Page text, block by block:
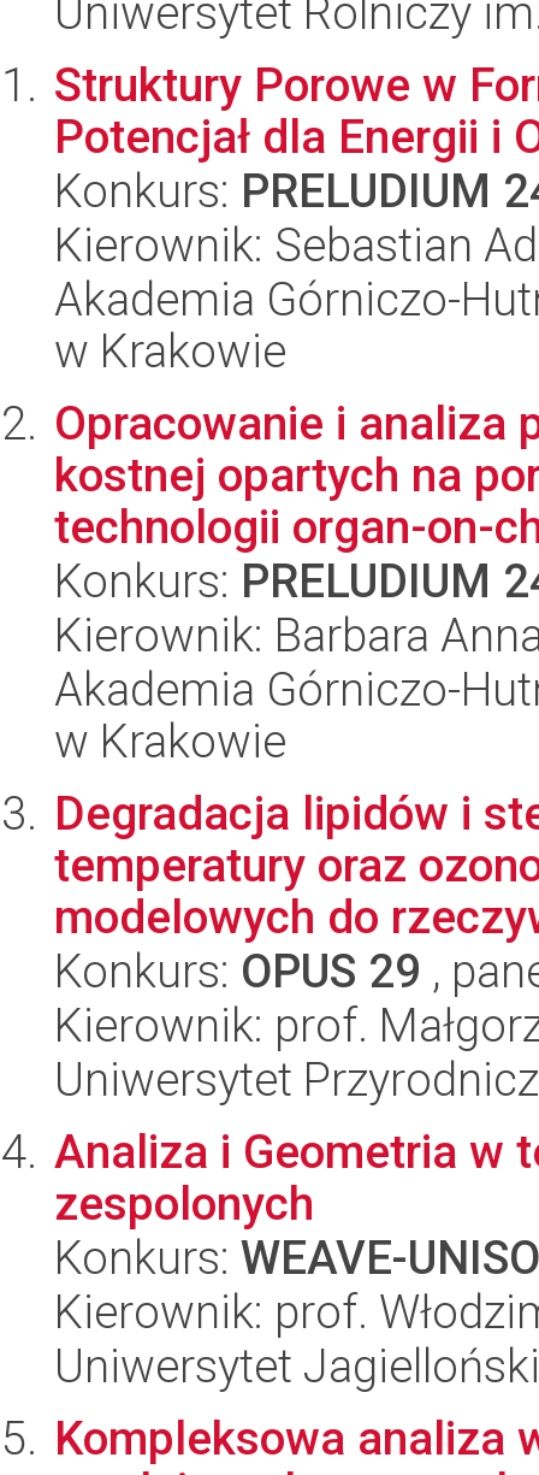
Uniwersytet Rolniczy
Struktury Porowe w
Potencjał dla Energii i
Konkurs: PRELUDIUM
Kierownik: Sebastian
Akademia Górniczo-
w Krakowie
Opracowanie i analiza
kostnej opartych na
technologii organ-on-
Konkurs: PRELUDIUM
Kierownik: Barbara
Akademia Górniczo-
w Krakowie
Degradacja lipidów i
temperatury oraz
modelowych do
Konkurs: OPUS 29 ,
Kierownik: prof.
Uniwersytet
Analiza i Geometria w
zespolonych
Konkurs: WEAVE-
Kierownik: prof.
Uniwersytet Jagielloński
Kompleksowa analiza